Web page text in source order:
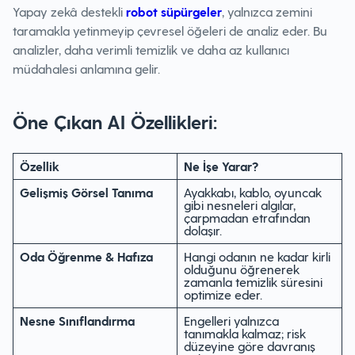
Yapay zekâ destekli robot süpürgeler, yalnızca zemini
taramakla yetinmeyip çevresel öğeleri de analiz eder. Bu
analizler, daha verimli temizlik ve daha az kullanıcı
müdahalesi anlamına gelir.
Öne Çıkan AI Özellikleri:
Özellik
Ne İşe Yarar?
Gelişmiş Görsel Tanıma
Ayakkabı, kablo, oyuncak
gibi nesneleri algılar,
çarpmadan etrafından
dolaşır.
Oda Öğrenme & Hafıza
Hangi odanın ne kadar kirli
olduğunu öğrenerek
zamanla temizlik süresini
optimize eder.
Nesne Sınıflandırma
Engelleri yalnızca
tanımakla kalmaz; risk
düzeyine göre davranış